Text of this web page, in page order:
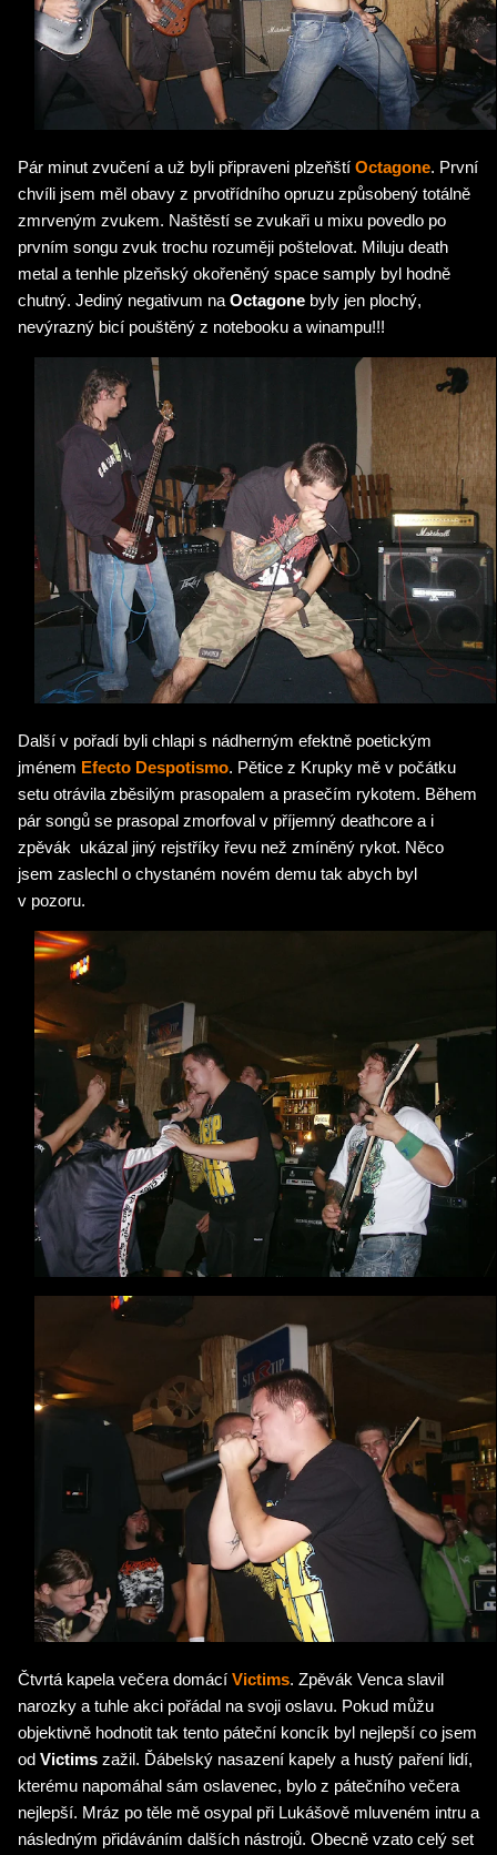
Pár minut zvučení a už byli připraveni plzeňští Octagone. První
chvíli jsem měl obavy z prvotřídního opruzu způsobený totálně
zmrveným zvukem. Naštěstí se zvukaři u mixu povedlo po
prvním songu zvuk trochu rozuměji poštelovat. Miluju death
metal a tenhle plzeňský okořeněný space samply byl hodně
chutný. Jediný negativum na Octagone byly jen plochý,
nevýrazný bicí pouštěný z notebooku a winampu!!!
Další v pořadí byli chlapi s nádherným efektně poetickým
jménem Efecto Despotismo. Pětice z Krupky mě v počátku
setu otrávila zběsilým prasopalem a prasečím rykotem. Během
pár songů se prasopal zmorfoval v příjemný deathcore a i
zpěvák ukázal jiný rejstříky řevu než zmíněný rykot. Něco
jsem zaslechl o chystaném novém demu tak abych byl
v pozoru.
Čtvrtá kapela večera domácí Victims. Zpěvák Venca slavil
narozky a tuhle akci pořádal na svoji oslavu. Pokud můžu
objektivně hodnotit tak tento páteční koncík byl nejlepší co jsem
od Victims zažil. Ďábelský nasazení kapely a hustý paření lidí,
kterému napomáhal sám oslavenec, bylo z pátečního večera
nejlepší. Mráz po těle mě osypal při Lukášově mluveném intru a
následným přidáváním dalších nástrojů. Obecně vzato celý set